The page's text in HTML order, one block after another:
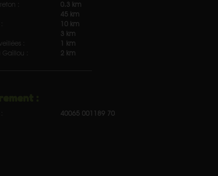
:
0.3 km
45 km
10 km
3 km
:
1 km
:
2 km
40065 001189 70